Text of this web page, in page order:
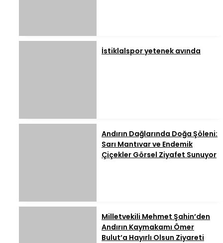
İstiklalspor yetenek avında
Andırın Dağlarında Doğa Şöleni:
Sarı Mantıvar ve Endemik
Çiçekler Görsel Ziyafet Sunuyor
Milletvekili Mehmet Şahin’den
Andırın Kaymakamı Ömer
Bulut’a Hayırlı Olsun Ziyareti